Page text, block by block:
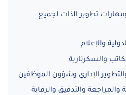
ومهارات تطوير الذات لجميع
والإعلام
والسكرتارية
الإداري وشؤون الموظفين
والمراجعة والتدقيق والرقابة